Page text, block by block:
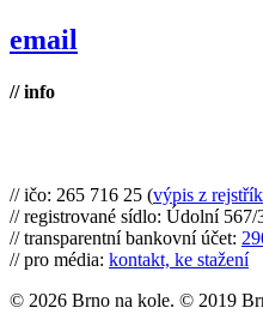
email
// info
// ičo: 265 716 25 (výpis z
// registrované sídlo: Údolní
// transparentní bankovní účet:
// pro média: kontakt, ke stažení
© 2026 Brno na kole. © 2019